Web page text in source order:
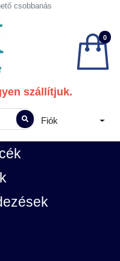
csobbanás
0
szállítjuk.
Fiók